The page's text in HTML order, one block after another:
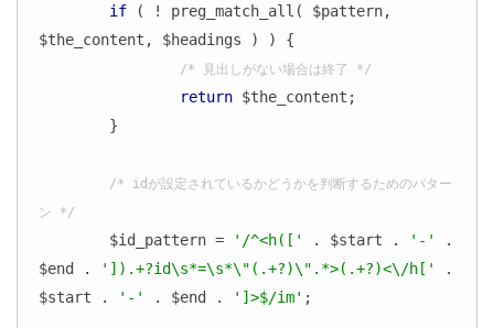
if ( ! preg_match_all( $pattern,
$the_content, $headings ) ) {
/* 見出しがない場合は終了 */
return $the_content;
/* idが設定されているかどうかを判断するためのパター
ン */
	$id_pattern =
'/^<h([' . $start . '-'
.
$end .
']).+?id\s*=\s*\"(.+?)\".*>(.+?)<\/h['
.
$start .
'-' . $end . ']>$/im' ;